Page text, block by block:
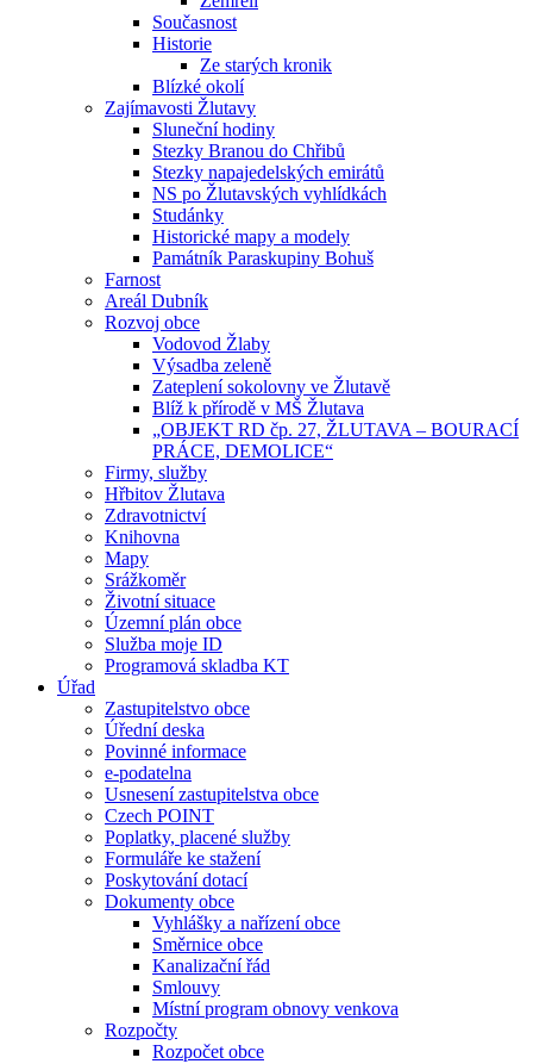
Současnost
Historie
Ze starých kronik
Blízké okolí
Zajímavosti Žlutavy
Sluneční hodiny
Stezky Branou do Chřibů
Stezky napajedelských emirátů
NS po Žlutavských vyhlídkách
Studánky
Historické mapy a modely
Památník Paraskupiny Bohuš
Farnost
Areál Dubník
Rozvoj obce
Vodovod Žlaby
Výsadba zeleně
Zateplení sokolovny ve Žlutavě
Blíž k přírodě v MŠ Žlutava
„OBJEKT RD čp. 27, ŽLUTAVA – BOURACÍ
PRÁCE, DEMOLICE“
Firmy, služby
Hřbitov Žlutava
Zdravotnictví
Knihovna
Mapy
Srážkoměr
Životní situace
Územní plán obce
Služba moje ID
Programová skladba KT
Úřad
Zastupitelstvo obce
Úřední deska
Povinné informace
e-podatelna
Usnesení zastupitelstva obce
Czech POINT
Poplatky, placené služby
Formuláře ke stažení
Poskytování dotací
Dokumenty obce
Vyhlášky a nařízení obce
Směrnice obce
Kanalizační řád
Smlouvy
Místní program obnovy venkova
Rozpočty
Rozpočet obce